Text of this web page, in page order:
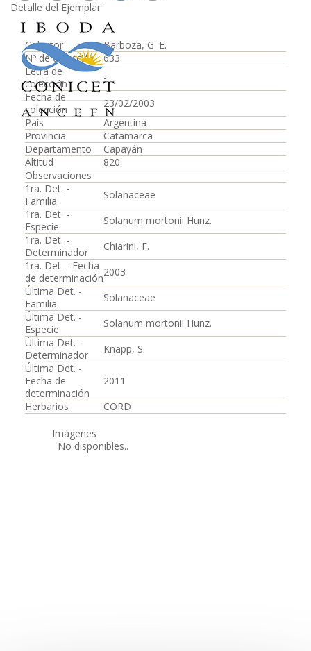
Detalle del Ejemplar
Colector
Barboza, G. E.
Nº de colección
633
Letra de
colección
-
Fecha de
colección
23/02/2003
País
Argentina
Provincia
Catamarca
Departamento
Capayán
Altitud
820
Observaciones
1ra. Det. -
Familia
Solanaceae
1ra. Det. -
Especie
Solanum mortonii Hunz.
1ra. Det. -
Determinador
Chiarini, F.
1ra. Det. - Fecha
de determinación2003
Última Det. -
Familia
Solanaceae
Última Det. -
Especie
Solanum mortonii Hunz.
Última Det. -
Determinador
Knapp, S.
Última Det. -
Fecha de
determinación
2011
Herbarios
CORD
Imágenes
No disponibles..